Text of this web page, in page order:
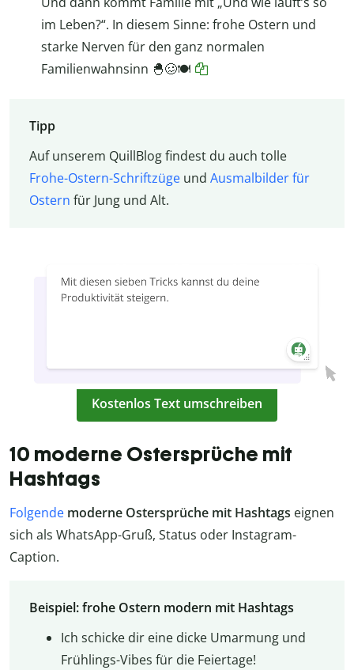
im Leben?“. In diesem Sinne: frohe Ostern und
starke Nerven für den ganz normalen
Familienwahnsinn 🐣🥴🍽️
Tipp
Auf unserem QuillBlog findest du auch tolle
Frohe-Ostern-Schriftzügeund Ausmalbilder für
Ostern für Jung und Alt.
Kostenlos Text umschreiben
10 moderne Ostersprüche mit
Hashtags
Folgende moderne Ostersprüche mit Hashtags eignen
sich als WhatsApp-Gruß, Status oder Instagram-
Caption.
Beispiel: frohe Ostern modern mit Hashtags
Ich schicke dir eine dicke Umarmung und
Frühlings-Vibes für die Feiertage!